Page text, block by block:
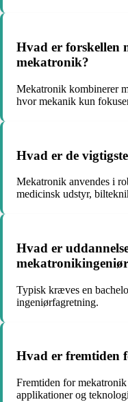
Hvad er forskellen
mekatronik?
Mekatronik kombinerer
hvor mekanik kun
Hvad er de
Mekatronik anvendes i
medicinsk udstyr,
Hvad er
Typisk kræves en
ingeniørfagretning.
Hvad er fremtiden
Fremtiden for
applikationer og